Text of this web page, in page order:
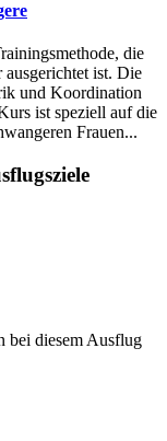
die
ist. Die
und Koordination
ist speziell auf die
Frauen...
bei diesem Ausflug